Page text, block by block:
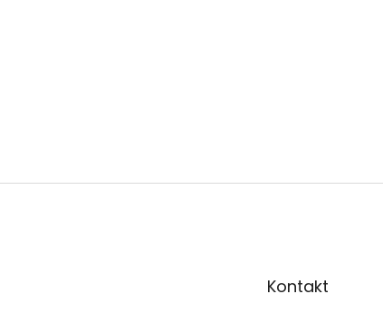
Z
Kontakt